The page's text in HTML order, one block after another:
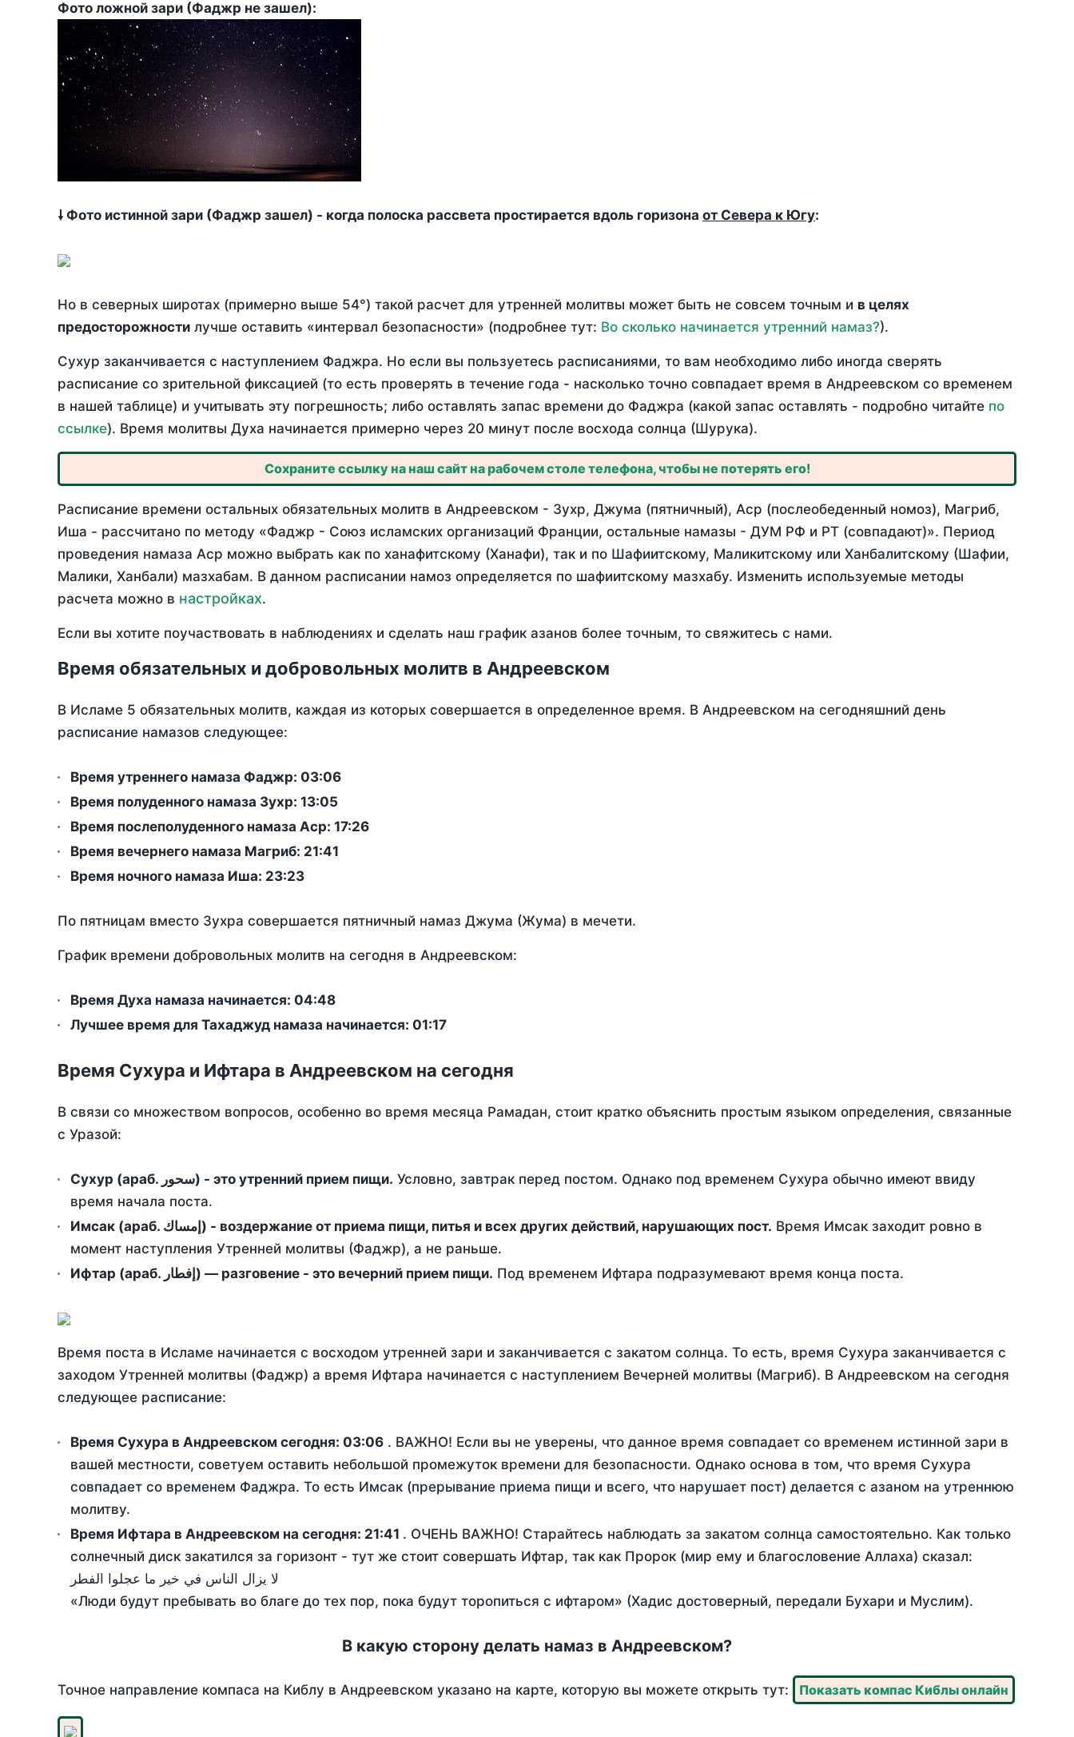
Фото ложной зари (Фаджр не зашел):
🠗 Фото истинной зари (Фаджр зашел) - когда полоска рассвета простирается вдоль горизона от Севера к Югу:
Но в северных широтах (примерно выше 54°) такой расчет для утренней молитвы может быть не совсем точным и в целях
предосторожности лучше оставить «интервал безопасности» (подробнее тут: Во сколько начинается утренний намаз?).
Сухур заканчивается с наступлением Фаджра. Но если вы пользуетесь расписаниями, то вам необходимо либо иногда сверять
расписание со зрительной фиксацией (то есть проверять в течение года - насколько точно совпадает время в Андреевском со временем
в нашей таблице) и учитывать эту погрешность; либо оставлять запас времени до Фаджра (какой запас оставлять - подробно читайте по
ссылке). Время молитвы Духа начинается примерно через 20 минут после восхода солнца (Шурука).
Сохраните ссылку на наш сайт на рабочем столе телефона, чтобы не потерять его!
Расписание времени остальных обязательных молитв в Андреевском - Зухр, Джума (пятничный), Аср (послеобеденный номоз), Магриб,
Иша - рассчитано по методу «Фаджр - Союз исламских организаций Франции, остальные намазы - ДУМ РФ и РТ (совпадают)». Период
проведения намаза Аср можно выбрать как по ханафитскому (Ханафи), так и по Шафиитскому, Маликитскому или Ханбалитскому (Шафии,
Малики, Ханбали) мазхабам. В данном расписании намоз определяется по шафиитскому мазхабу. Изменить используемые методы
расчета можно в настройках.
Если вы хотите поучаствовать в наблюдениях и сделать наш график азанов более точным, то свяжитесь с нами.
Время обязательных и добровольных молитв в Андреевском
В Исламе 5 обязательных молитв, каждая из которых совершается в определенное время. В Андреевском на сегодняшний день
расписание намазов следующее:
Время утреннего намаза Фаджр: 03:06
Время полуденного намаза Зухр: 13:05
Время послеполуденного намаза Аср: 17:26
Время вечернего намаза Магриб: 21:41
Время ночного намаза Иша: 23:23
По пятницам вместо Зухра совершается пятничный намаз Джума (Жума) в мечети.
График времени добровольных молитв на сегодня в Андреевском:
Время Духа намаза начинается: 04:48
Лучшее время для Тахаджуд намаза начинается: 01:17
Время Сухура и Ифтара в Андреевском на сегодня
В связи со множеством вопросов, особенно во время месяца Рамадан, стоит кратко объяснить простым языком определения, связанные
с Уразой:
Сухур (араб. سحور) - это утренний прием пищи. Условно, завтрак перед постом. Однако под временем Сухура обычно имеют ввиду
время начала поста.
Имсак (араб. إمساك) - воздержание от приема пищи, питья и всех других действий, нарушающих пост. Время Имсак заходит ровно в
момент наступления Утренней молитвы (Фаджр), а не раньше.
Ифтар (араб. إفطار) — разговение - это вечерний прием пищи. Под временем Ифтара подразумевают время конца поста.
Время поста в Исламе начинается с восходом утренней зари и заканчивается с закатом солнца. То есть, время Сухура заканчивается с
заходом Утренней молитвы (Фаджр) а время Ифтара начинается с наступлением Вечерней молитвы (Магриб). В Андреевском на сегодня
следующее расписание:
Время Сухура в Андреевском сегодня: 03:06 . ВАЖНО! Если вы не уверены, что данное время совпадает со временем истинной зари в
вашей местности, советуем оставить небольшой промежуток времени для безопасности. Однако основа в том, что время Сухура
совпадает со временем Фаджра. То есть Имсак (прерывание приема пищи и всего, что нарушает пост) делается с азаном на утреннюю
молитву.
Время Ифтара в Андреевском на сегодня: 21:41 . ОЧЕНЬ ВАЖНО! Старайтесь наблюдать за закатом солнца самостоятельно. Как только
солнечный диск закатился за горизонт - тут же стоит совершать Ифтар, так как Пророк (мир ему и благословение Аллаха) сказал:
لا يزال الناس في خير ما عجلوا الفطر
«Люди будут пребывать во благе до тех пор, пока будут торопиться с ифтаром» (Хадис достоверный, передали Бухари и Муслим).
В какую сторону делать намаз в Андреевском?
Точное направление компаса на Киблу в Андреевском указано на карте, которую вы можете открыть тут: Показать компас Киблы онлайн